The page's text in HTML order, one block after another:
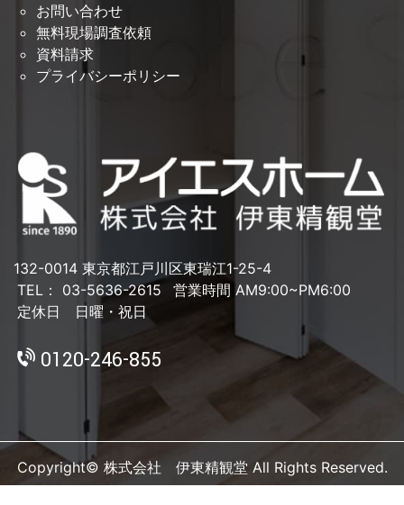
お問い合わせ
無料現場調査依頼
資料請求
プライバシーポリシー
132-0014 東京都江戸川区東瑞江1-25-4
TEL： 03-5636-2615
営業時間 AM9:00~PM6:00
定休日 日曜・祝日
0120-246-855
Copyright© 株式会社 伊東精観堂 All Rights Reserved.